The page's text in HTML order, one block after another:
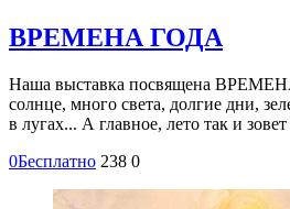
ВРЕМЕНА ГОДА
Наша выставка посвящена
солнце, много света, долгие дни,
в лугах... А главное, лето так и
0Бесплатно 238 0